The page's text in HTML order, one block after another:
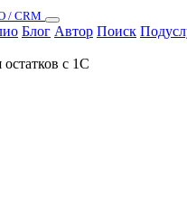
/ CRM
Блог Автор Поиск
с 1С